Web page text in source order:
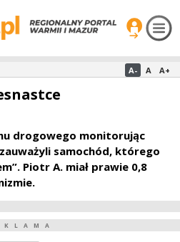
A- A A+
drogowego monitorując
samochód, którego
Piotr A. miał prawie 0,8